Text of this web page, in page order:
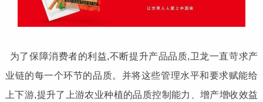
为了保障消费者的利益,不断提升产品品质,卫龙一直苛求产
业链的每一个环节的品质。并将这些管理水平和要求赋能给
上下游,提升了上游农业种植的品质控制能力、增产增收效益